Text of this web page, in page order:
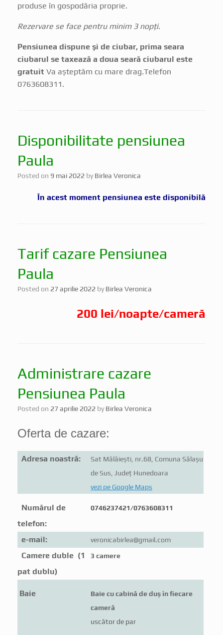
produse în gospodăria proprie.
Rezervare se face pentru minim 3 nopți.
Pensiunea dispune și de ciubar, prima seara
ciubarul se taxează a doua seară ciubarul este
gratuit Va așteptăm cu mare drag.Telefon
0763608311.
Disponibilitate pensiunea
Paula
Posted on 9 mai 2022 by Birlea Veronica
În acest moment pensiunea este disponibilă
Tarif cazare Pensiunea
Paula
Posted on 27 aprilie 2022 by Birlea Veronica
200 lei/noapte/cameră
Administrare cazare
Pensiunea Paula
Posted on 27 aprilie 2022 by Birlea Veronica
Oferta de cazare:
Adresa noastră:
Sat Mălăiești, nr.68, Comuna Sălașu
de Sus, Județ Hunedoara
vezi pe Google Maps
Numărul de
telefon:
0746237421/0763608311
e-mail: veronicabirlea@gmail.com
Camere duble (1
pat dublu)
3 camere
Baie
Baie cu cabină de duș în fiecare
cameră
uscător de par